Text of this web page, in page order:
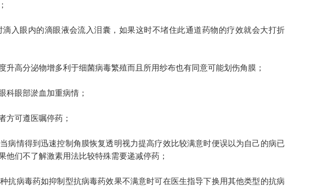
眼内的滴眼液会流入泪囊，如果这时不堵住此通道药物的疗效就会大打折
高分泌物增多利于细菌病毒繁殖而且所用纱布也有同意可能划伤角膜；
眼部淤血加重病情；
可遵医嘱停药；
情得到迅速控制角膜恢复透明视力提高疗效比较满意时便误以为自己的病已
们不了解激素用法比较特殊需要递减停药；
病毒药如抑制型抗病毒药效果不满意时可在医生指导下换用其他类型的抗病